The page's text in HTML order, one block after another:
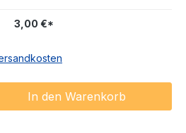
3,00 €*
Gib den
In den Warenkorb